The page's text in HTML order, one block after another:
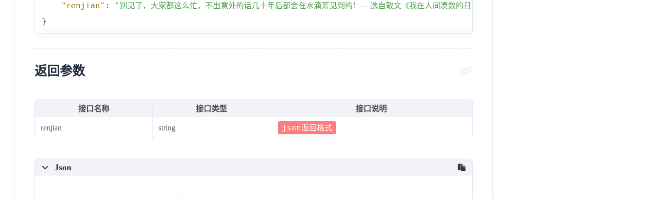
"renjian" :
"别见了，大家都这么忙，不出意外的话几十年后都会在水滴筹见到的！——选自散文《我在人间凑数的日子》"
}
返回参数
接口名称 接口类型 接口说明
renjian string json返回格式
Json